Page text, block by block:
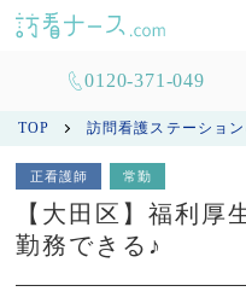
0120-371-049
TOP 訪問看護ステーショ
正看護師 常勤
【大田区】福利厚
勤務できる♪